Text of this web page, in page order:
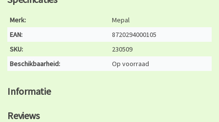
Merk:
Mepal
EAN:
8720294000105
SKU:
230509
Beschikbaarheid:
Op voorraad
Informatie
Reviews